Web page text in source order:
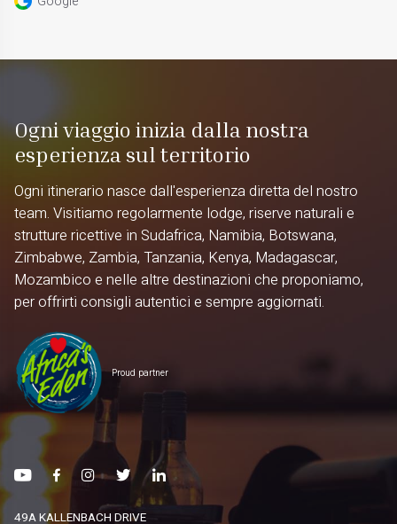
Ogni viaggio inizia dalla nostra
esperienza sul territorio
Ogni itinerario nasce dall'esperienza diretta del nostro
team. Visitiamo regolarmente lodge, riserve naturali e
strutture ricettive in Sudafrica, Namibia, Botswana,
Zimbabwe, Zambia, Tanzania, Kenya, Madagascar,
Mozambico e nelle altre destinazioni che proponiamo,
per offrirti consigli autentici e sempre aggiornati.
Proud partner
49A KALLENBACH DRIVE